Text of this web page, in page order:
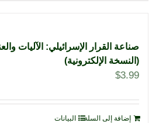
صناعة القرار الإسرائيلي: الآليات
(النسخة الإلكترونية)
$3.99
إضافة إلى السلة البيانات